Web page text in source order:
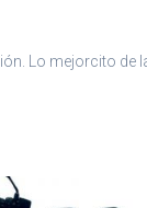
Lo mejorcito de